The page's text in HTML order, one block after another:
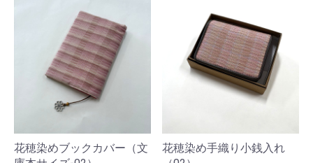
花穂染めブックカバー（文
花穂染め手織り小銭入れ